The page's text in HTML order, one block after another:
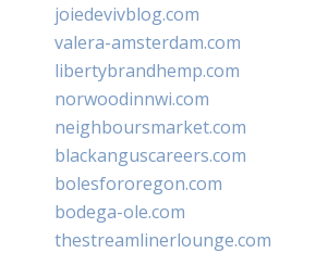
joiedevivblog.com
valera-amsterdam.com
libertybrandhemp.com
norwoodinnwi.com
neighboursmarket.com
blackanguscareers.com
bolesfororegon.com
bodega-ole.com
thestreamlinerlounge.com